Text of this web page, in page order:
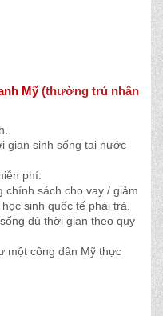
Mỹ(thường trú nhân
gian sinh sống tại nước
phí.
sách cho vay / giảm
sinh quốc tế phải trả.
đủ thời gian theo quy
một công dân Mỹ thực